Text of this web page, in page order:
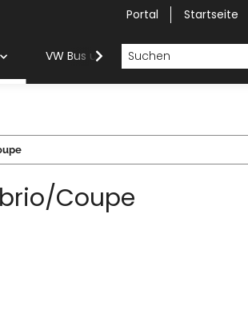
Portal Startseite
VW Bus und Van Car Cover
Coupe